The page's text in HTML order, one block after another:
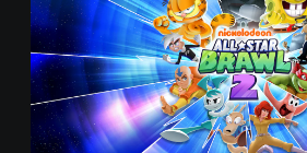
n
d
a
r
d
E
d